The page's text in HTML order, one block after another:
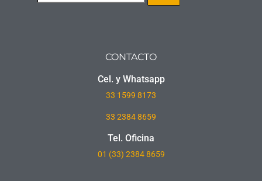
CONTACTO
Cel. y Whatsapp
33 1599 8173
33 2384 8659
Tel. Oficina
01 (33) 2384 8659